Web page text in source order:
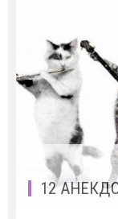
12